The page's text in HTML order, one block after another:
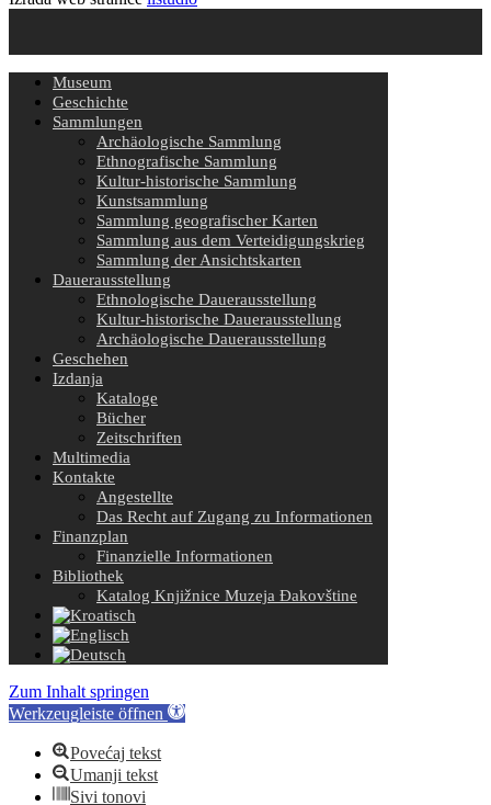
Museum
Geschichte
Sammlungen
Archäologische Sammlung
Ethnografische Sammlung
Kultur-historische Sammlung
Kunstsammlung
Sammlung geografischer Karten
Sammlung aus dem Verteidigungskrieg
Sammlung der Ansichtskarten
Dauerausstellung
Ethnologische Dauerausstellung
Kultur-historische Dauerausstellung
Archäologische Dauerausstellung
Geschehen
Izdanja
Kataloge
Bücher
Zeitschriften
Multimedia
Kontakte
Angestellte
Das Recht auf Zugang zu Informationen
Finanzplan
Finanzielle Informationen
Bibliothek
Katalog Knjižnice Muzeja Đakovštine
Zum Inhalt springen
Werkzeugleiste öffnen
Povećaj tekst
Umanji tekst
Sivi tonovi